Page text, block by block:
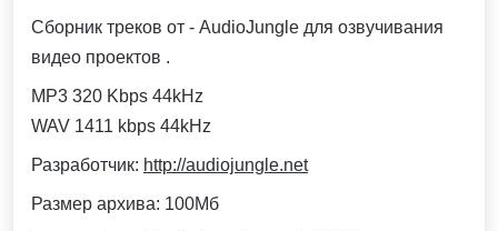
Сборник треков от - AudioJungle для озвучивания
видео проектов .
MP3 320 Kbps 44kHz
WAV 1411 kbps 44kHz
Разработчик: http://audiojungle.net
Размер архива: 100Мб